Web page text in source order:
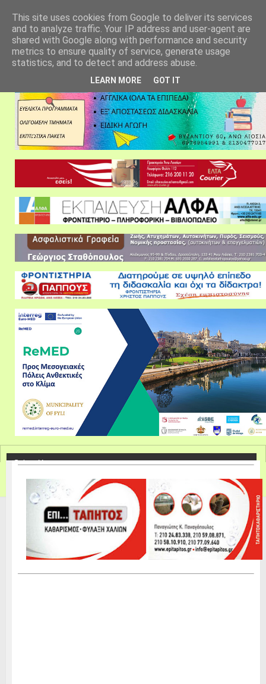
This site uses cookies from Google to deliver its services
and to analyze traffic. Your IP address and user-agent are
shared with Google along with performance and security
metrics to ensure quality of service, generate usage
statistics, and to detect and address abuse.
LEARN MORE GOT IT